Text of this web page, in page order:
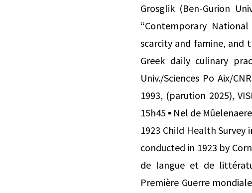
Grosglik (Ben-Gurion
“Contemporary
scarcity and famine, and
Greek daily culinary
Univ./Sciences Po Aix/
1993, (parution 2025),
15h45 ▪ Nel de
1923 Child Health
conducted in 1923 by
de langue et de
Première Guerre